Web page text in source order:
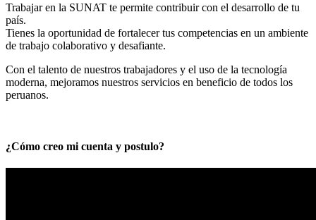
Trabajar en la SUNAT te permite contribuir con el desarrollo de tu
país.
Tienes la oportunidad de fortalecer tus competencias en un ambiente
de trabajo colaborativo y desafiante.
Con el talento de nuestros trabajadores y el uso de la tecnología
moderna, mejoramos nuestros servicios en beneficio de todos los
peruanos.
¿Cómo creo mi cuenta y postulo?